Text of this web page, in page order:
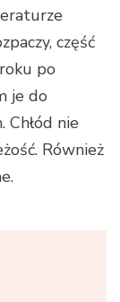
część
po
je do
Chłód nie
Również